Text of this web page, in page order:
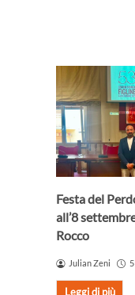
Festa del
all’8
Rocco
Julian Zeni
Leggi di più